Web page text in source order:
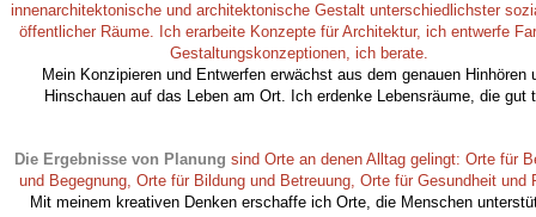
innenarchitektonische und architektonische Gestalt unterschiedlichster
öffentlicher Räume. Ich erarbeite Konzepte für Architektur, ich entwerfe
Gestaltungskonzeptionen, ich berate.
Mein Konzipieren und Entwerfen erwächst aus dem genauen Hinhören
Hinschauen auf das Leben am Ort. Ich erdenke Lebensräume, die gut
Die Ergebnisse von Planung sind Orte an denen Alltag gelingt: Orte für
und Begegnung, Orte für Bildung und Betreuung, Orte für Gesundheit und
Mit meinem kreativen Denken erschaffe ich Orte, die Menschen